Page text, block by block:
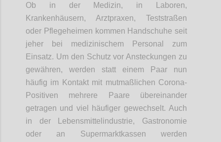
Ob in der Medizin, in Laboren,
Krankenhäusern, Arztpraxen, Teststraßen
oder Pflegeheimen kommen Handschuhe seit
jeher bei medizinischem Personal zum
Einsatz. Um den Schutz vor Ansteckungen zu
gewähren, werden statt einem Paar nun
häufig im Kontakt mit mutmaßlichen Corona-
Positiven mehrere Paare übereinander
getragen und viel häufiger gewechselt. Auch
in der Lebensmittelindustrie, Gastronomie
oder an Supermarktkassen werden